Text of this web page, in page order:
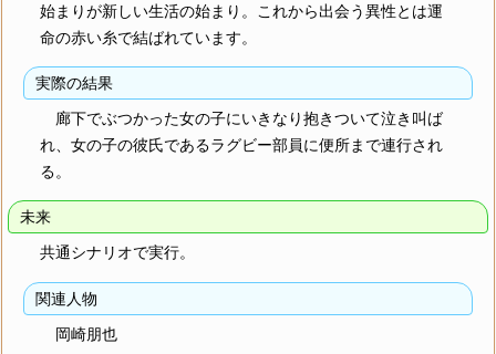
始まりが新しい生活の始まり。これから出会う異性とは運
命の赤い糸で結ばれています。
実際の結果
廊下でぶつかった女の子にいきなり抱きついて泣き叫ば
れ、女の子の彼氏であるラグビー部員に便所まで連行され
る。
未来
共通シナリオで実行。
関連人物
岡崎朋也